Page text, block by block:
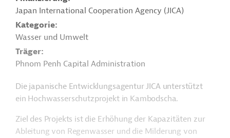
Japan International Cooperation Agency (JICA)
Kategorie
Wasser und Umwelt
Träger
Phnom Penh Capital Administration
Die japanische Entwicklungsagentur JICA unterstützt
ein Hochwasserschutzprojekt in Kambodscha.
Ziel des Projekts ist die Erhöhung der Kapazitäten zur
Ableitung von Regenwasser und die Milderung von